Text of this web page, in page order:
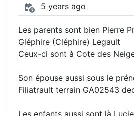
5 years ago
Les parents sont bien Pierre
Gléphire (Cléphire) Legault
Ceux-ci sont à Cote des
Son épouse aussi sous le
Filiatrault terrain GA02543